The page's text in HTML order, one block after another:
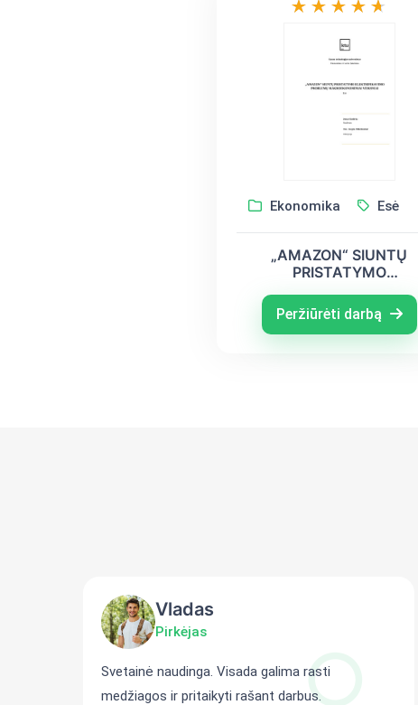
Ekonomika Esė
„AMAZON“ SIUNTŲ
PRISTATYMO
PROBLEMŲ
MAKROEKONOMINIAI
VEIKSNIAI
Peržiūrėti darbą
Vladas
Pirkėjas
Svetainė naudinga. Visada galima rasti
medžiagos ir pritaikyti rašant darbus.